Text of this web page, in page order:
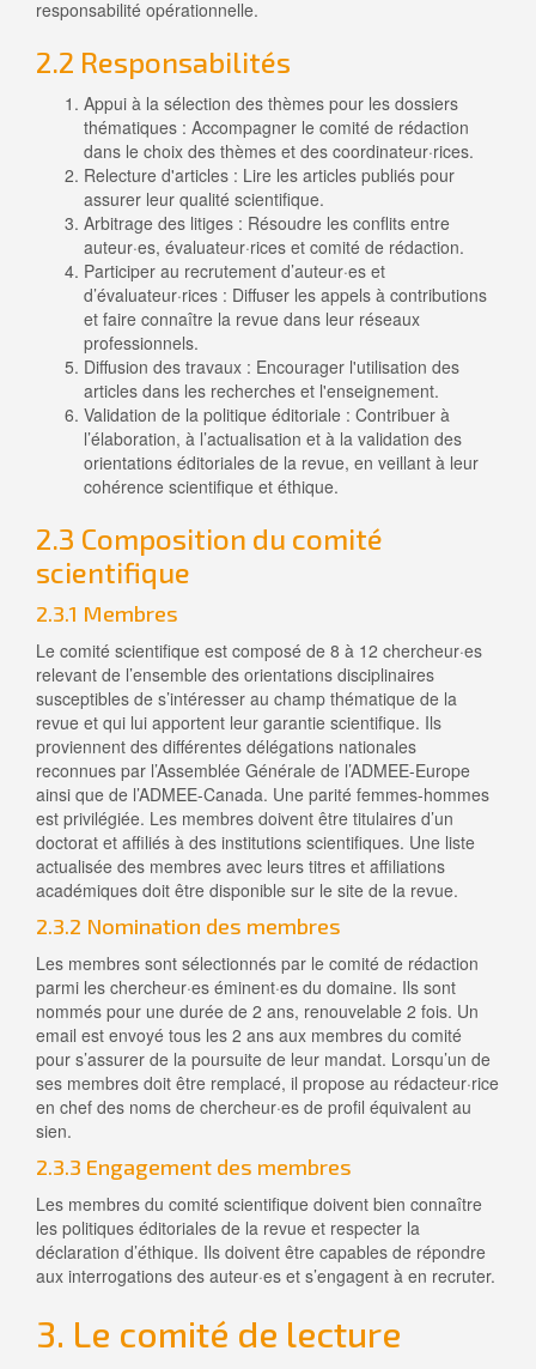
responsabilité opérationnelle.
2.2 Responsabilités
Appui à la sélection des thèmes pour les dossiers
thématiques : Accompagner le comité de rédaction
dans le choix des thèmes et des coordinateur·rices.
Relecture d'articles : Lire les articles publiés pour
assurer leur qualité scientifique.
Arbitrage des litiges : Résoudre les conflits entre
auteur·es, évaluateur·rices et comité de rédaction.
Participer au recrutement d’auteur·es et
d’évaluateur·rices : Diffuser les appels à contributions
et faire connaître la revue dans leur réseaux
professionnels.
Diffusion des travaux : Encourager l'utilisation des
articles dans les recherches et l'enseignement.
Validation de la politique éditoriale : Contribuer à
l’élaboration, à l’actualisation et à la validation des
orientations éditoriales de la revue, en veillant à leur
cohérence scientifique et éthique.
2.3 Composition du comité
scientifique
2.3.1 Membres
Le comité scientifique est composé de 8 à 12 chercheur·es
relevant de l’ensemble des orientations disciplinaires
susceptibles de s’intéresser au champ thématique de la
revue et qui lui apportent leur garantie scientifique. Ils
proviennent des différentes délégations nationales
reconnues par l’Assemblée Générale de l’ADMEE-Europe
ainsi que de l’ADMEE-Canada. Une parité femmes-hommes
est privilégiée. Les membres doivent être titulaires d’un
doctorat et affiliés à des institutions scientifiques. Une liste
actualisée des membres avec leurs titres et affiliations
académiques doit être disponible sur le site de la revue.
2.3.2 Nomination des membres
Les membres sont sélectionnés par le comité de rédaction
parmi les chercheur·es éminent·es du domaine. Ils sont
nommés pour une durée de 2 ans, renouvelable 2 fois. Un
email est envoyé tous les 2 ans aux membres du comité
pour s’assurer de la poursuite de leur mandat. Lorsqu’un de
ses membres doit être remplacé, il propose au rédacteur·rice
en chef des noms de chercheur·es de profil équivalent au
sien.
2.3.3 Engagement des membres
Les membres du comité scientifique doivent bien connaître
les politiques éditoriales de la revue et respecter la
déclaration d’éthique. Ils doivent être capables de répondre
aux interrogations des auteur·es et s’engagent à en recruter.
3. Le comité de lecture